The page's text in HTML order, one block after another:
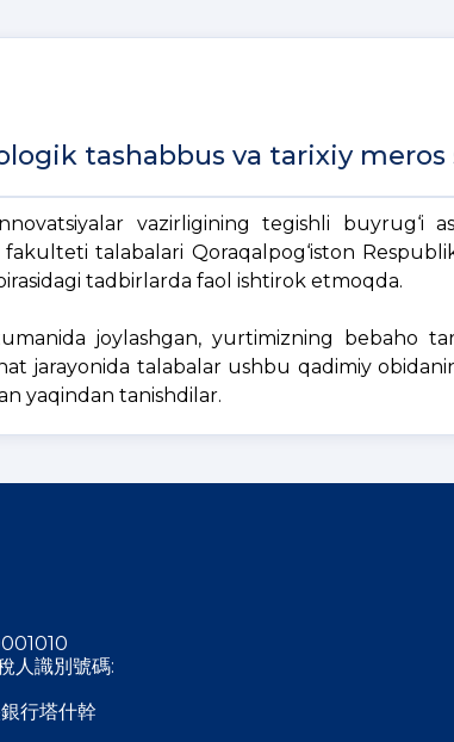
tashabbus va tarixiy
vazirligining tegishli buyrug‘i
talabalari Qoraqalpog‘iston
tadbirlarda faol ishtirok etmoqda.
joylashgan, yurtimizning bebaho
jarayonida talabalar ushbu qadimiy
yaqindan tanishdilar.
人識別號碼:
行塔什幹